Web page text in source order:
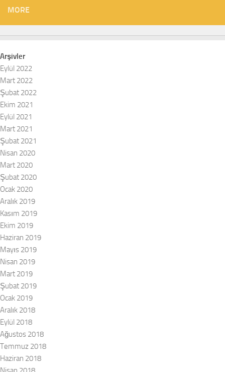
MORE
Arşivler
Eylül 2022
Mart 2022
Şubat 2022
Ekim 2021
Eylül 2021
Mart 2021
Şubat 2021
Nisan 2020
Mart 2020
Şubat 2020
Ocak 2020
Aralık 2019
Kasım 2019
Ekim 2019
Haziran 2019
Mayıs 2019
Nisan 2019
Mart 2019
Şubat 2019
Ocak 2019
Aralık 2018
Eylül 2018
Ağustos 2018
Temmuz 2018
Haziran 2018